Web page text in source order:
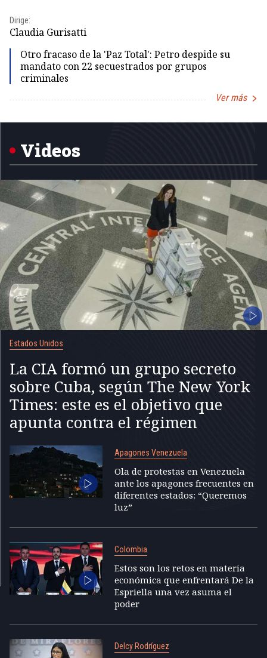
Dirige:
Claudia Gurisatti
Otro fracaso de la 'Paz Total': Petro despide su
mandato con 22 secuestrados por grupos
criminales
Ver más
1
Videos
Estados Unidos
La CIA formó un grupo secreto
sobre Cuba, según The New York
Times: este es el objetivo que
apunta contra el régimen
Apagones Venezuela
Ola de protestas en Venezuela
ante los apagones frecuentes en
diferentes estados: “Queremos
luz”
Colombia
Estos son los retos en materia
económica que enfrentará De la
Espriella una vez asuma el
poder
Delcy Rodríguez